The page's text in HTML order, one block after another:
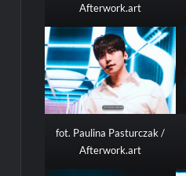
Afterwork.art
fot. Paulina Pasturczak /
Afterwork.art